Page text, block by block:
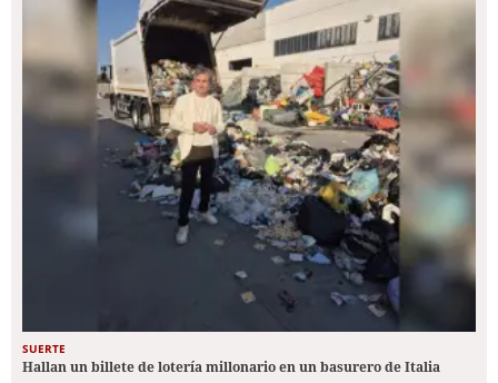
SUERTE
Hallan un billete de lotería millonario en un basurero de Italia